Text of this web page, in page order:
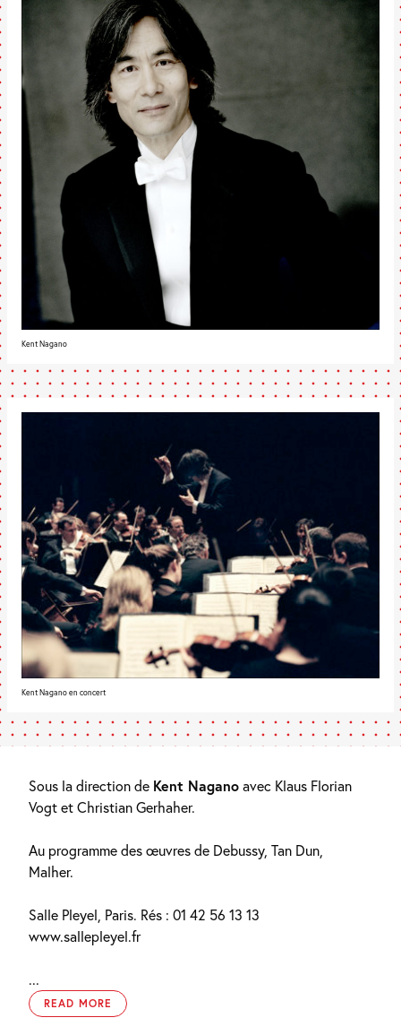
Kent Nagano
Kent Nagano en concert
Sous la direction de Kent Naganoavec Klaus Florian
Vogt et Christian Gerhaher.
Au programme des œuvres de Debussy, Tan Dun,
Malher.
Salle Pleyel, Paris. Rés : 01 42 56 13 13
www.sallepleyel.fr
...
READ MORE